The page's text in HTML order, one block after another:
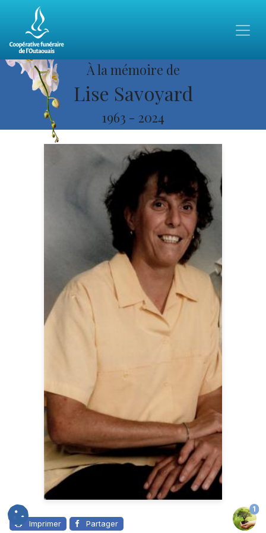
À la mémoire de
Lise Savoyard
1963 - 2024
Imprimer Partager
1